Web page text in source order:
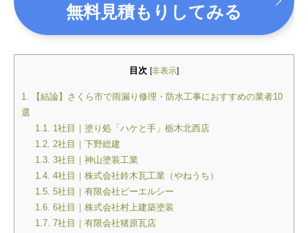
無料見積もりしてみる
目次 [非表示]
1. 【結論】さくら市で雨漏り修理・防水工事におすすめの業者10
選
1.1. 1社目｜塗り処「ハケと手」栃木北西店
1.2. 2社目｜下野総建
1.3. 3社目｜神山塗装工業
1.4. 4社目｜株式会社鈴木瓦工業（やねうち）
1.5. 5社目｜有限会社ビーエルシー
1.6. 6社目｜株式会社村上建築塗装
1.7. 7社目｜有限会社猪原瓦店